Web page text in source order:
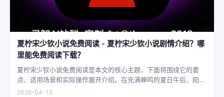
夏柠宋少钦小说免费阅读 - 夏柠宋少钦小说剧情介绍？哪
里能免费阅读下载？
夏柠宋少钦小说免费阅读是本文的核心主题，下面将围绕它的要
点、适用场景和实际操作展开介绍。在充满蝉鸣的夏日午后，阳光
透过梧桐树叶的缝隙，洒在少女夏柠的肩头。她坐在旧书摊旁，手
2026-04-13